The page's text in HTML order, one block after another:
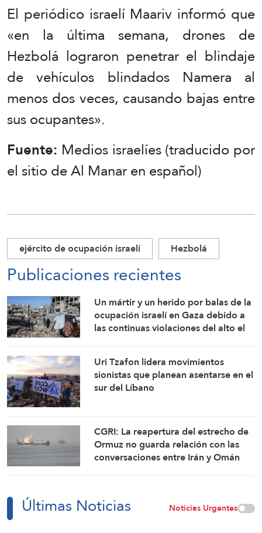
El periódico israelí Maariv informó que
«en la última semana, drones de
Hezbolá lograron penetrar el blindaje
de vehículos blindados Namera al
menos dos veces, causando bajas entre
sus ocupantes».
Fuente: Medios israelíes (traducido por
el sitio de Al Manar en español)
ejército de ocupación israelí Hezbolá
Publicaciones recientes
Un mártir y un herido por balas de la
ocupación israelí en Gaza debido a
las continuas violaciones del alto el
Uri Tzafon lidera movimientos
sionistas que planean asentarse en el
sur del Líbano
CGRI: La reapertura del estrecho de
Ormuz no guarda relación con las
conversaciones entre Irán y Omán
Últimas Noticias Noticias Urgentes